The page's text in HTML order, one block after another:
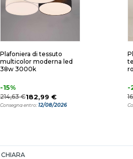
Plafoniera di tessuto
multicolor moderna led
38w 3000k
-15%
214,63 €182,99 €
Consegna entro:12/08/2026
-